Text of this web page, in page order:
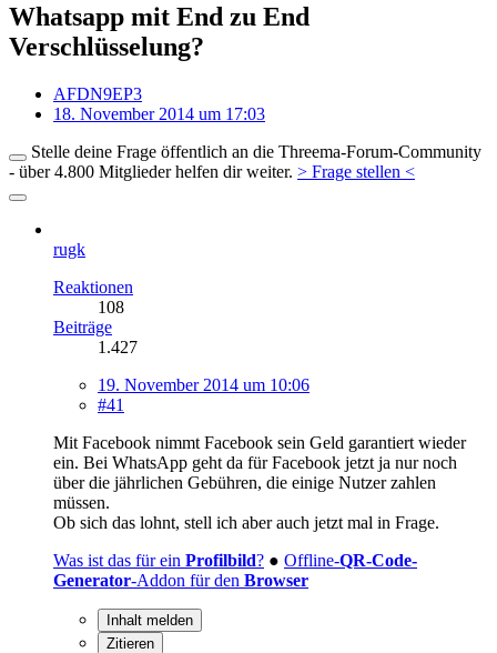
Whatsapp mit End zu End
Verschlüsselung?
AFDN9EP3
18. November 2014 um 17:03
Stelle deine Frage öffentlich an die Threema-Forum-Community
- über 4.800 Mitglieder helfen dir weiter. > Frage stellen <
rugk
Reaktionen
108
Beiträge
1.427
19. November 2014 um 10:06
#41
Mit Facebook nimmt Facebook sein Geld garantiert wieder
ein. Bei WhatsApp geht da für Facebook jetzt ja nur noch
über die jährlichen Gebühren, die einige Nutzer zahlen
müssen.
Ob sich das lohnt, stell ich aber auch jetzt mal in Frage.
Was ist das für ein Profilbild? ● Offline-QR-Code-
Generator-Addon für den Browser
Inhalt melden
Zitieren